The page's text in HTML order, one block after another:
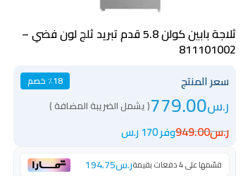
ثلاجة بابين كولن 5.8 قدم تبريد ثلج لون فضي –
811101002
سعر المنتج ٪18 خصم
ر.س779.00( يشمل الضريبة المضافة )
ر.س949.00وفر 170 ر.س
قسّمها على 4 دفعات بقيمة ر.س194.75